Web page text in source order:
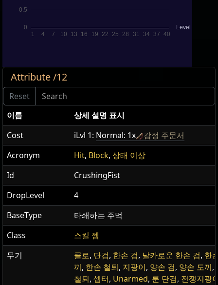
Attribute /12
이름
상세 설명 표시
Cost
iLvl 1: Normal: 1x
감정 주문서
Acronym
Hit, Block, 상태 이상
Id
CrushingFist
DropLevel
4
BaseType
타쇄하는 주먹
Class
스킬 젬
무기
클로, 단검, 한손 검, 날카로운 한손 검, 한
끼, 한손 철퇴, 지팡이, 양손 검, 양손 도끼,
철퇴, 셉터, Unarmed, 룬 단검, 전쟁지팡